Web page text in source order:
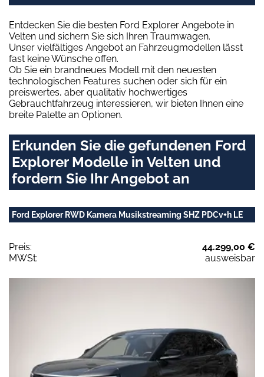
Entdecken Sie die besten Ford Explorer Angebote in
Velten und sichern Sie sich Ihren Traumwagen.
Unser vielfältiges Angebot an Fahrzeugmodellen lässt
fast keine Wünsche offen.
Ob Sie ein brandneues Modell mit den neuesten
technologischen Features suchen oder sich für ein
preiswertes, aber qualitativ hochwertiges
Gebrauchtfahrzeug interessieren, wir bieten Ihnen eine
breite Palette an Optionen.
Erkunden Sie die gefundenen Ford
Explorer Modelle in Velten und
fordern Sie Ihr Angebot an
Ford Explorer RWD Kamera Musikstreaming SHZ PDCv+h LE
Preis:
44.299,00 €
MWSt:
ausweisbar